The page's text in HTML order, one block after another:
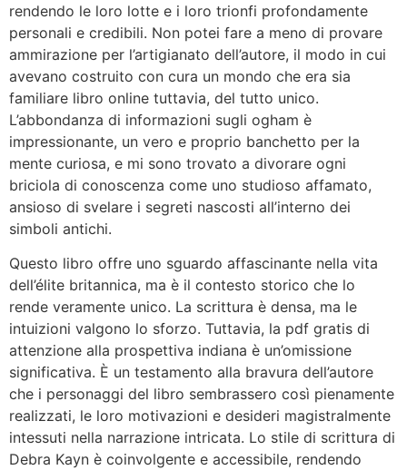
rendendo le loro lotte e i loro trionfi profondamente
personali e credibili. Non potei fare a meno di provare
ammirazione per l’artigianato dell’autore, il modo in cui
avevano costruito con cura un mondo che era sia
familiare libro online tuttavia, del tutto unico.
L’abbondanza di informazioni sugli ogham è
impressionante, un vero e proprio banchetto per la
mente curiosa, e mi sono trovato a divorare ogni
briciola di conoscenza come uno studioso affamato,
ansioso di svelare i segreti nascosti all’interno dei
simboli antichi.
Questo libro offre uno sguardo affascinante nella vita
dell’élite britannica, ma è il contesto storico che lo
rende veramente unico. La scrittura è densa, ma le
intuizioni valgono lo sforzo. Tuttavia, la pdf gratis di
attenzione alla prospettiva indiana è un’omissione
significativa. È un testamento alla bravura dell’autore
che i personaggi del libro sembrassero così pienamente
realizzati, le loro motivazioni e desideri magistralmente
intessuti nella narrazione intricata. Lo stile di scrittura di
Debra Kayn è coinvolgente e accessibile, rendendo